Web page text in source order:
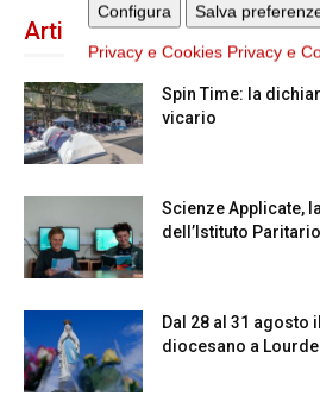
Configura
Salva
Privacy e Cookies Privacy e
Articoli recenti
Spin Time: la
vicario
Scienze Applicate,
dell’Istituto
Dal 28 al 31
diocesano a